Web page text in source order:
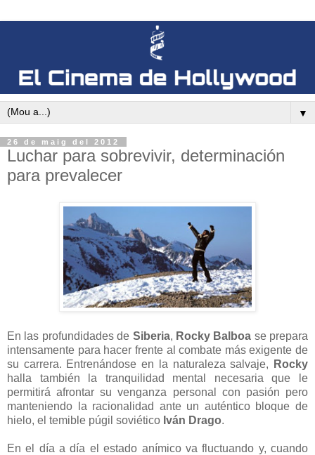
▼
26 de maig del 2012
Luchar para sobrevivir, determinación
para prevalecer
En las profundidades de Siberia, Rocky Balboa se prepara
intensamente para hacer frente al combate más exigente de
su carrera. Entrenándose en la naturaleza salvaje,
Rocky
halla también la tranquilidad mental necesaria que le
permitirá afrontar su venganza personal con pasión pero
manteniendo la racionalidad ante un auténtico bloque de
hielo, el temible púgil soviético Iván Drago.
En el día a día el estado anímico va fluctuando y, cuando